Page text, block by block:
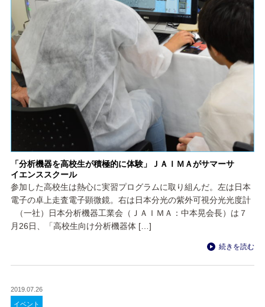
「分析機器を高校生が積極的に体験」ＪＡＩＭＡがサマーサ
イエンススクール
参加した高校生は熱心に実習プログラムに取り組んだ。左は日本
電子の卓上走査電子顕微鏡。右は日本分光の紫外可視分光光度計
（一社）日本分析機器工業会（ＪＡＩＭＡ：中本晃会長）は７
月26日、「高校生向け分析機器体 […]
続きを読む
2019.07.26
イベント